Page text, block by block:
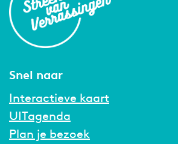
Snel naar
Interactieve kaart
UITagenda
Plan je bezoek